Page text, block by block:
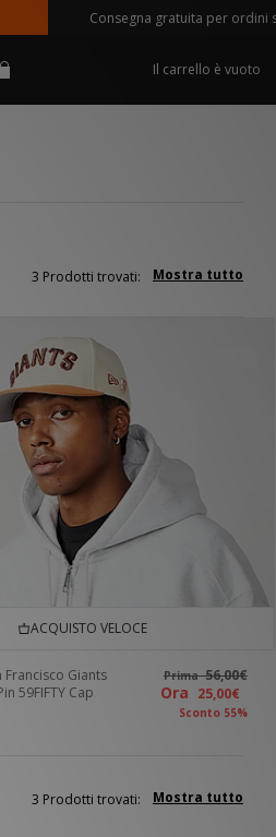
Consegna gratuita per ordini
Il carrello è vuoto
Mostra tutto
3 Prodotti trovati:
ACQUISTO VELOCE
Francisco Giants
59FIFTY Cap
Prima56,00€
Ora 25,00€
Sconto 55%
Mostra tutto
3 Prodotti trovati: